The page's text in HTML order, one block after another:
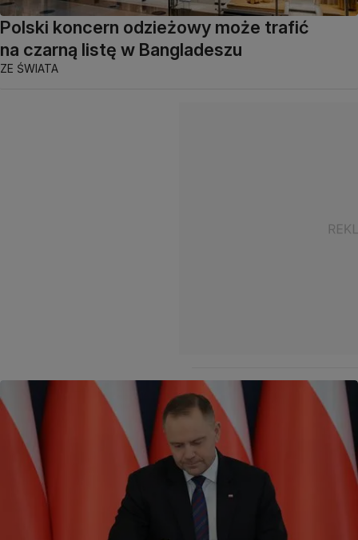
Polski koncern odzieżowy może trafić
na czarną listę w Bangladeszu
ZE ŚWIATA